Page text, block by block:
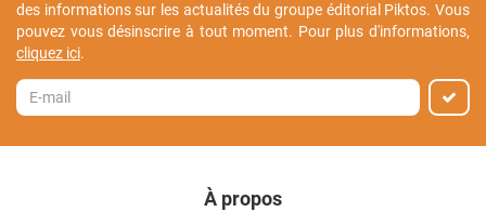
des informations sur les actualités du groupe éditorial Piktos. Vous
pouvez vous désinscrire à tout moment. Pour plus d'informations,
cliquez ici.
À propos